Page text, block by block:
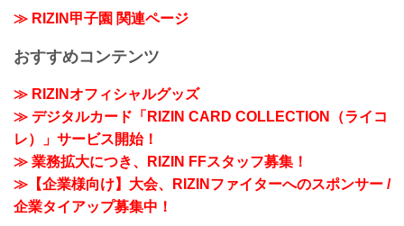
≫ RIZIN甲子園 関連ページ
おすすめコンテンツ
≫ RIZINオフィシャルグッズ
≫ デジタルカード「RIZIN CARD COLLECTION（ライコ
レ）」サービス開始！
≫ 業務拡大につき、RIZIN FFスタッフ募集！
≫【企業様向け】大会、RIZINファイターへのスポンサー /
企業タイアップ募集中！